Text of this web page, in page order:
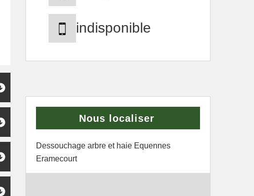
indisponible
Nous localiser
Dessouchage arbre et haie Equennes
Eramecourt